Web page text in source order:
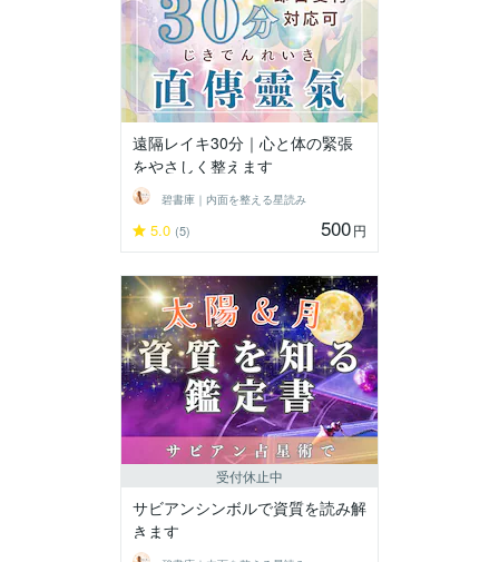
遠隔レイキ30分｜心と体の緊張
をやさしく整えます
碧書庫｜内面を整える星読み
5.0 (5) 500円
受付休止中
サビアンシンボルで資質を読み解
きます